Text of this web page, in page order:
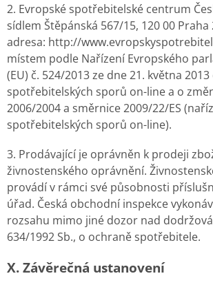
2. Evropské spotřebitelské centrum
sídlem Štěpánská 567/15, 120 00
adresa: http://
místem podle Nařízení Evropského
(EU) č. 524/2013 ze dne 21. května
spotřebitelských sporů on-line a o
2006/2004 a směrnice 2009/22/ES
spotřebitelských sporů on-line).
3. Prodávající je oprávněn k prodeji
živnostenského oprávnění.
provádí v rámci své působnosti
úřad. Česká obchodní inspekce
rozsahu mimo jiné dozor nad
634/1992 Sb., o ochraně spotřebitele.
X. Závěrečná ustanovení